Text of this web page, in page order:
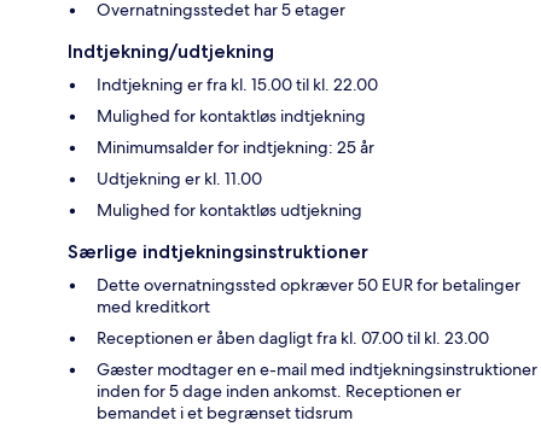
Overnatningsstedet har 5 etager
Indtjekning/udtjekning
Indtjekning er fra kl. 15.00 til kl. 22.00
Mulighed for kontaktløs indtjekning
Minimumsalder for indtjekning: 25 år
Udtjekning er kl. 11.00
Mulighed for kontaktløs udtjekning
Særlige indtjekningsinstruktioner
Dette overnatningssted opkræver 50 EUR for betalinger
med kreditkort
Receptionen er åben dagligt fra kl. 07.00 til kl. 23.00
Gæster modtager en e-mail med indtjekningsinstruktioner
inden for 5 dage inden ankomst. Receptionen er
bemandet i et begrænset tidsrum